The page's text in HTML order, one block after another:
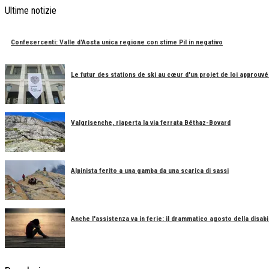
Ultime notizie
Confesercenti: Valle d'Aosta unica regione con stime Pil in negativo
Le futur des stations de ski au cœur d'un projet de loi approuvé
Valgrisenche, riaperta la via ferrata Béthaz-Bovard
Alpinista ferito a una gamba da una scarica di sassi
Anche l'assistenza va in ferie: il drammatico agosto della